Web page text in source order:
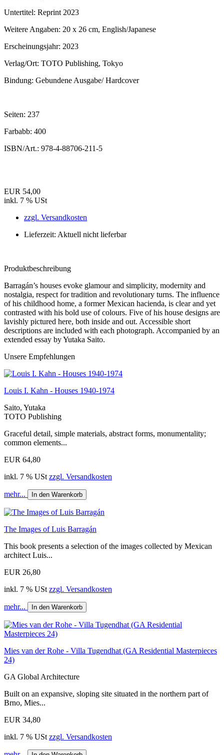
Untertitel: Reprint 2023
Weitere Angaben: 20 x 26 cm, English/Japanese
Erscheinungsjahr: 2023
Verlag/Ort: TOTO Publishing, Tokyo
Bindung: Gebundene Ausgabe/ Hardcover
Seiten: 237
Farbabb: 400
ISBN/Art.: 978-4-88706-211-5
EUR 54,00
inkl. 7 % USt
zzgl. Versandkosten
Lieferzeit: Aktuell nicht lieferbar
Produktbeschreibung
Barragán’s houses evoke glamour and simplicity, modernity and
nostalgia, respect for tradition and revolutionary turns. The influence
of his childhood home, a former Mexican hacienda, is clear and yet
contrasted with his bold use of colours. Five of his house designs are
lavishly pictured here, both inside and out. Accessible short
descriptions are included with each photograph. Accompanied by an
extended essay by Yutaka Saito.
Unsere Empfehlungen
Louis I. Kahn - Houses 1940-1974
Saito, Yutaka
TOTO Publishing
Graceful detail, simple materials, abstract forms, monumentality;
common elements...
EUR 64,80
inkl. 7 % USt zzgl. Versandkosten
mehr... In den Warenkorb
The Images of Luis Barragán
This book presents a selection of the images collected by Mexican
architect Luis...
EUR 26,80
inkl. 7 % USt zzgl. Versandkosten
mehr... In den Warenkorb
Mies van der Rohe - Villa Tugendhat (GA Residential Masterpieces
24)
GA Global Architecture
Built on an expansive, sloping site situated in the northern part of
Brno, Mies...
EUR 34,80
inkl. 7 % USt zzgl. Versandkosten